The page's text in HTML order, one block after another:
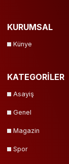
KURUMSAL
Künye
KATEGORİLER
Asayiş
Genel
Magazin
Spor